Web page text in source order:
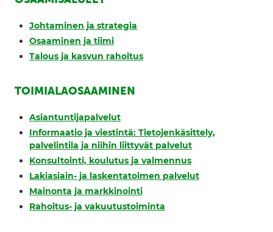
Johtaminen ja strategia
Osaaminen ja tiimi
Talous ja kasvun rahoitus
TOIMIALAOSAAMINEN
Asiantuntijapalvelut
Informaatio ja viestintä: Tietojenkäsittely,
palvelintila ja niihin liittyvät palvelut
Konsultointi, koulutus ja valmennus
Lakiasiain- ja laskentatoimen palvelut
Mainonta ja markkinointi
Rahoitus- ja vakuutustoiminta